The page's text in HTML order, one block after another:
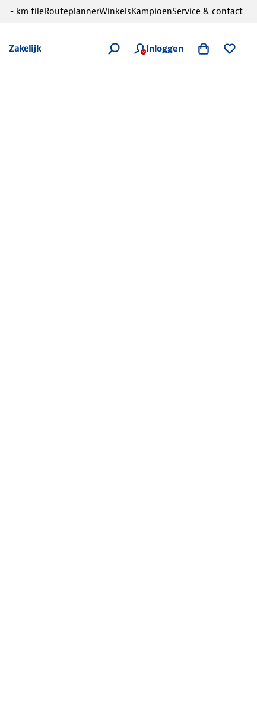
Zakelijk Inloggen
- km fileRouteplannerWinkelsKampioenService & contact